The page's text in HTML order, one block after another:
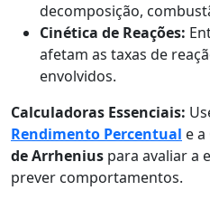
decomposição,
Cinética de Reações:
afetam as taxas de
envolvidos.
Calculadoras Essenciais:
Rendimento Percentual e a
de Arrhenius para avaliar a
prever comportamentos.